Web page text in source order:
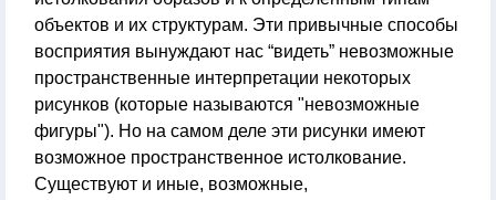
объектов и их структурам. Эти привычные способы
восприятия вынуждают нас “видеть” невозможные
пространственные интерпретации некоторых
рисунков (которые называются "невозможные
фигуры"). Но на самом деле эти рисунки имеют
возможное пространственное истолкование.
Существуют и иные, возможные,